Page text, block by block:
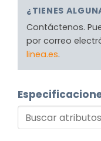
¿TIENES
Contáctenos.
por correo
linea.es.